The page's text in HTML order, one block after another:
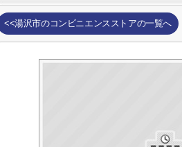
<<湯沢市のコンビニエンスストアの一覧へ